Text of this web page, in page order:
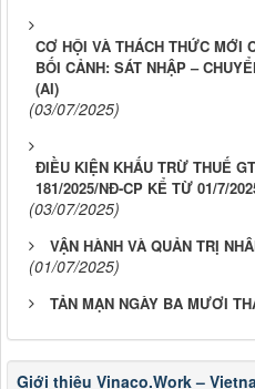
CƠ HỘI VÀ THÁCH THỨC MỚI
BỐI CẢNH: SÁT NHẬP –
(AI)
(03/07/2025)
ĐIỀU KIỆN KHẤU TRỪ THUẾ
181/2025/NĐ-CP KỂ TỪ 01/7/
(03/07/2025)
VẬN HÀNH VÀ QUẢN TRỊ
(01/07/2025)
TẢN MẠN NGÀY BA MƯƠI
Giới thiệu Vinaco.Work –